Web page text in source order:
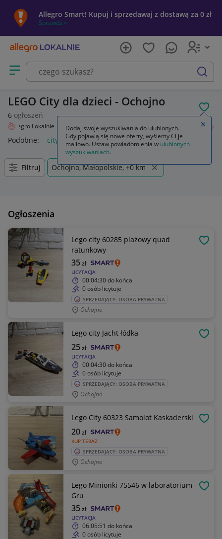
Allegro Smart! Kupuj i sprzedawaj z dostawą za 0 zł
Sprawdź »
Otwórz menu z kategoriami
szukaj
LEGO City dla dzieci - Ochojno
6 ogłoszeń
Allegro Lokalnie Dziecko Zabawki Klocki LEGO Zestawy City
Podobne: city lego city lego city policja lego city pociąg
Filtruj Ochojno, Małopolskie, +0 km
Ogłoszenia
Lego city 60285 plażowy quad
ratunkowy
LICYTACJA
35zł
00:04:30do końca
0 osób licytuje
SPRZEDAJĄCY: OSOBA PRYWATNA
Ochojno
Lego city Jacht łódka
LICYTACJA
25zł
00:04:30do końca
0 osób licytuje
SPRZEDAJĄCY: OSOBA PRYWATNA
Ochojno
Lego City 60323 Samolot Kaskaderski
KUP TERAZ
20zł
SPRZEDAJĄCY: OSOBA PRYWATNA
Ochojno
Lego Minionki 75546 w laboratorium
Gru
LICYTACJA
35zł
06:05:51 do końca
0 osób licytuje
Dodaj swoje wyszukiwania do ulubionych.
Gdy pojawią się nowe oferty, wyślemy Ci je
mailowo. Ustaw powiadomienia w ulubionych
wyszukiwaniach.